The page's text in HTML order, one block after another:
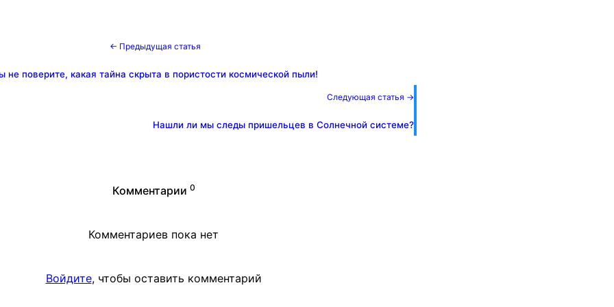
← Предыдущая статья
не поверите, какая тайна скрыта в пористости космической пыли!
Следующая статья →
Нашли ли мы следы пришельцев в Солнечной системе?
Комментарии 0
Комментариев пока нет
Войдите, чтобы оставить комментарий